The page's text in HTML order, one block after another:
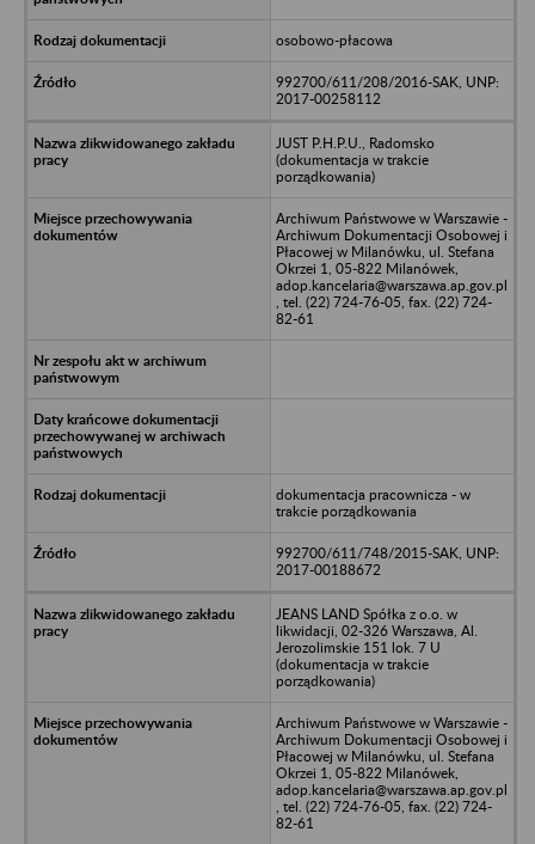
osobowo-płacowa
992700/611/208/2016-SAK, UNP:
2017-00258112
JUST P.H.P.U., Radomsko
(dokumentacja w trakcie
porządkowania)
Archiwum Państwowe w Warszawie -
Archiwum Dokumentacji Osobowej i
Płacowej w Milanówku, ul. Stefana
Okrzei 1, 05-822 Milanówek,
adop.kancelaria@warszawa.ap.gov.pl
, tel. (22) 724-76-05, fax. (22) 724-
82-61
dokumentacja pracownicza - w
trakcie porządkowania
992700/611/748/2015-SAK, UNP:
2017-00188672
JEANS LAND Spółka z o.o. w
likwidacji, 02-326 Warszawa, Al.
Jerozolimskie 151 lok. 7 U
(dokumentacja w trakcie
porządkowania)
Archiwum Państwowe w Warszawie -
Archiwum Dokumentacji Osobowej i
Płacowej w Milanówku, ul. Stefana
Okrzei 1, 05-822 Milanówek,
adop.kancelaria@warszawa.ap.gov.pl
, tel. (22) 724-76-05, fax. (22) 724-
82-61